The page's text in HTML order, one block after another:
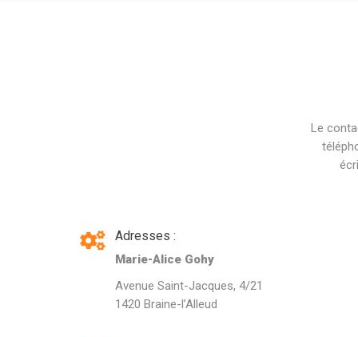
Le
Adresses :
Marie-Alice Gohy
Avenue Saint-Jacques, 4/21
1420 Braine-l’Alleud